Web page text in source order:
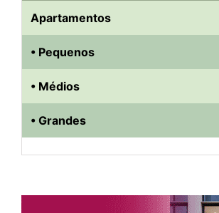
Apartamentos
• Pequenos
• Médios
• Grandes